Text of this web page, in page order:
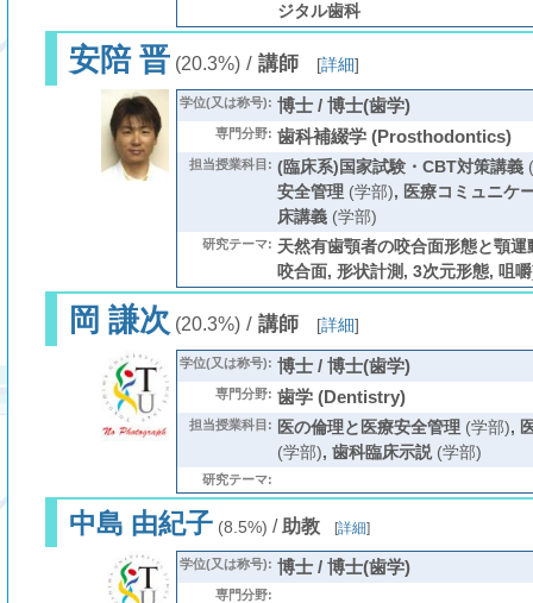
ジタル歯科
安陪 晋(20.3%)/ 講師 [詳細]
学位(又は称号): 博士 / 博士(歯学)
専門分野: 歯科補綴学 (Prosthodontics)
担当授業科目: (臨床系)国家試験・CBT対策講義(
安全管理(学部), 医療コミュニケ
床講義(学部)
研究テーマ: 天然有歯顎者の咬合面形態と顎
咬合面, 形状計測, 3次元形態, 咀
岡 謙次 (20.3%)/ 講師 [詳細]
学位(又は称号): 博士 / 博士(歯学)
専門分野: 歯学 (Dentistry)
担当授業科目: 医の倫理と医療安全管理(学部),
(学部), 歯科臨床示説(学部)
研究テーマ:
中島 由紀子(8.5%) /助教 [詳細]
学位(又は称号): 博士 / 博士(歯学)
専門分野: